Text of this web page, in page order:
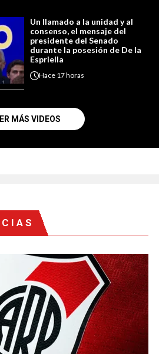
Un llamado a la unidad y al
consenso, el mensaje del
presidente del Senado
durante la posesión de De la
Espriella
Hace 17 horas
MÁS VIDEOS